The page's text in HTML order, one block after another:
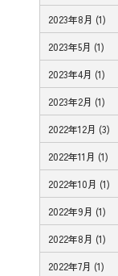
2023年8月 (1)
2023年5月 (1)
2023年4月 (1)
2023年2月 (1)
2022年12月 (3)
2022年11月 (1)
2022年10月 (1)
2022年9月 (1)
2022年8月 (1)
2022年7月 (1)